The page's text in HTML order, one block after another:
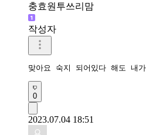
충효원투쓰리맘
작성자
맞아요 숙지 되어있다 해도 내
0
2023.07.04 18:51